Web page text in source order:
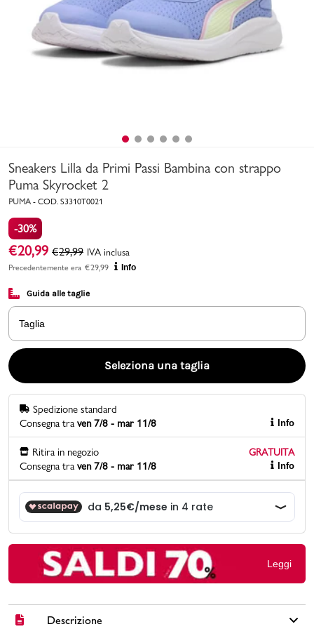
Bambino
Marchi
Promo & News
contatti
Gift card
Sneakers Lilla da Primi Passi Bambina con strappo
Puma Skyrocket 2
PUMA - COD. S3310T0021
-30%
€20,99 €29,99 IVA inclusa
Precedentemente era €29,99 Info
Guida alle taglie
Taglia
Seleziona una taglia
Spedizione standard
Consegna tra ven 7/8 - mar 11/8 Info
Ritira in negozio
GRATUITA
Consegna tra ven 7/8 - mar 11/8 Info
Leggi
Descrizione